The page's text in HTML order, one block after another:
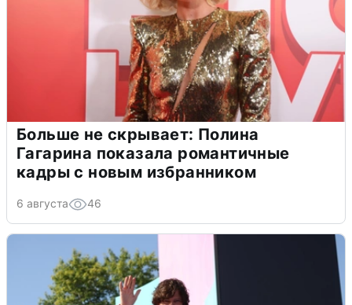
Больше не скрывает: Полина
Гагарина показала романтичные
кадры с новым избранником
6 августа 46